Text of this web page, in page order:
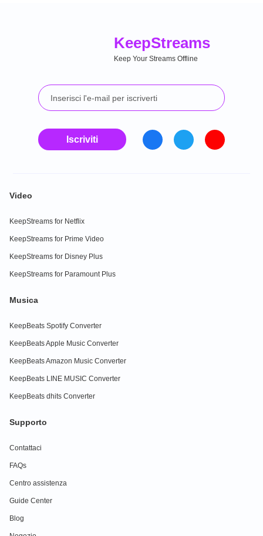
KeepStreams
Keep Your Streams Offline
Iscriviti
Video
KeepStreams for Netflix
KeepStreams for Prime Video
KeepStreams for Disney Plus
KeepStreams for Paramount Plus
Musica
KeepBeats Spotify Converter
KeepBeats Apple Music Converter
KeepBeats Amazon Music Converter
KeepBeats LINE MUSIC Converter
KeepBeats dhits Converter
Supporto
Contattaci
FAQs
Centro assistenza
Guide Center
Blog